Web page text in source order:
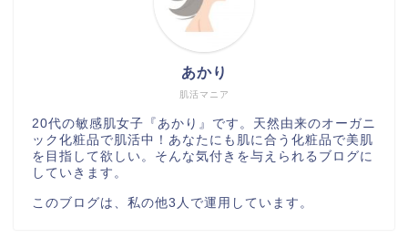
肌活マニア
あかり
20代の敏感肌女子『あかり』です。天然由来のオーガニ
ック化粧品で肌活中！あなたにも肌に合う化粧品で美肌
を目指して欲しい。そんな気付きを与えられるブログに
していきます。
このブログは、私の他3人で運用しています。